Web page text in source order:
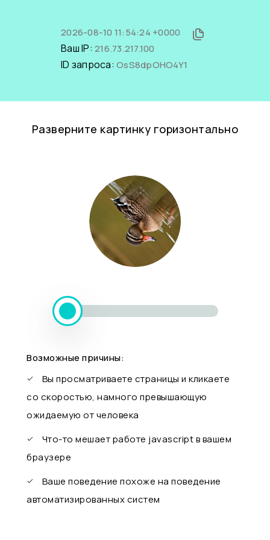
2026-08-10 11:54:24 +0000
Ваш IP: 216.73.217.100
ID запроса: OsS8dpOHO4Y1
Разверните картинку горизонтально
Возможные причины:
Вы просматриваете страницы и кликаете
со скоростью, намного превышающую
ожидаемую от человека
Что-то мешает работе javascript в вашем
браузере
Ваше поведение похоже на поведение
автоматизированных систем